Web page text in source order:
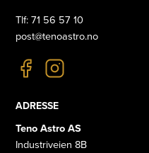
Tlf: 71 56 57 10
post@tenoastro.no
ADRESSE
Teno Astro AS
Industriveien 8B